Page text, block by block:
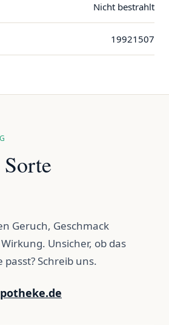
Nicht bestrahlt
19921507
Geruch, Geschmack
Unsicher, ob das
Schreib uns.